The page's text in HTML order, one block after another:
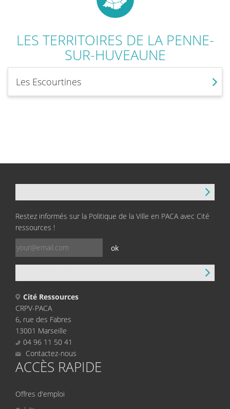
LES TERRITOIRES DE LA PENNE-
SUR-HUVEAUNE
Les Escourtines
Restez informés sur la Politique de la Ville en PACA avec Cité
ressources !
ok
Cité Ressources
CRPV-PACA
6, rue des Fabres
13001 Marseille
04 96 11 50 41
Contactez-nous
ACCÈS RAPIDE
Offres d'emploi